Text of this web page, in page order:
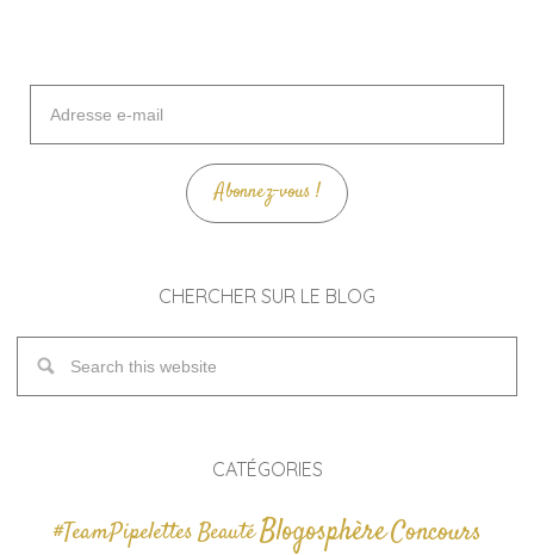
mail
Abonnez-vous !
CHERCHER SUR LE BLOG
CATÉGORIES
#TeamPipelettesBeautéBlogosphèreConcours